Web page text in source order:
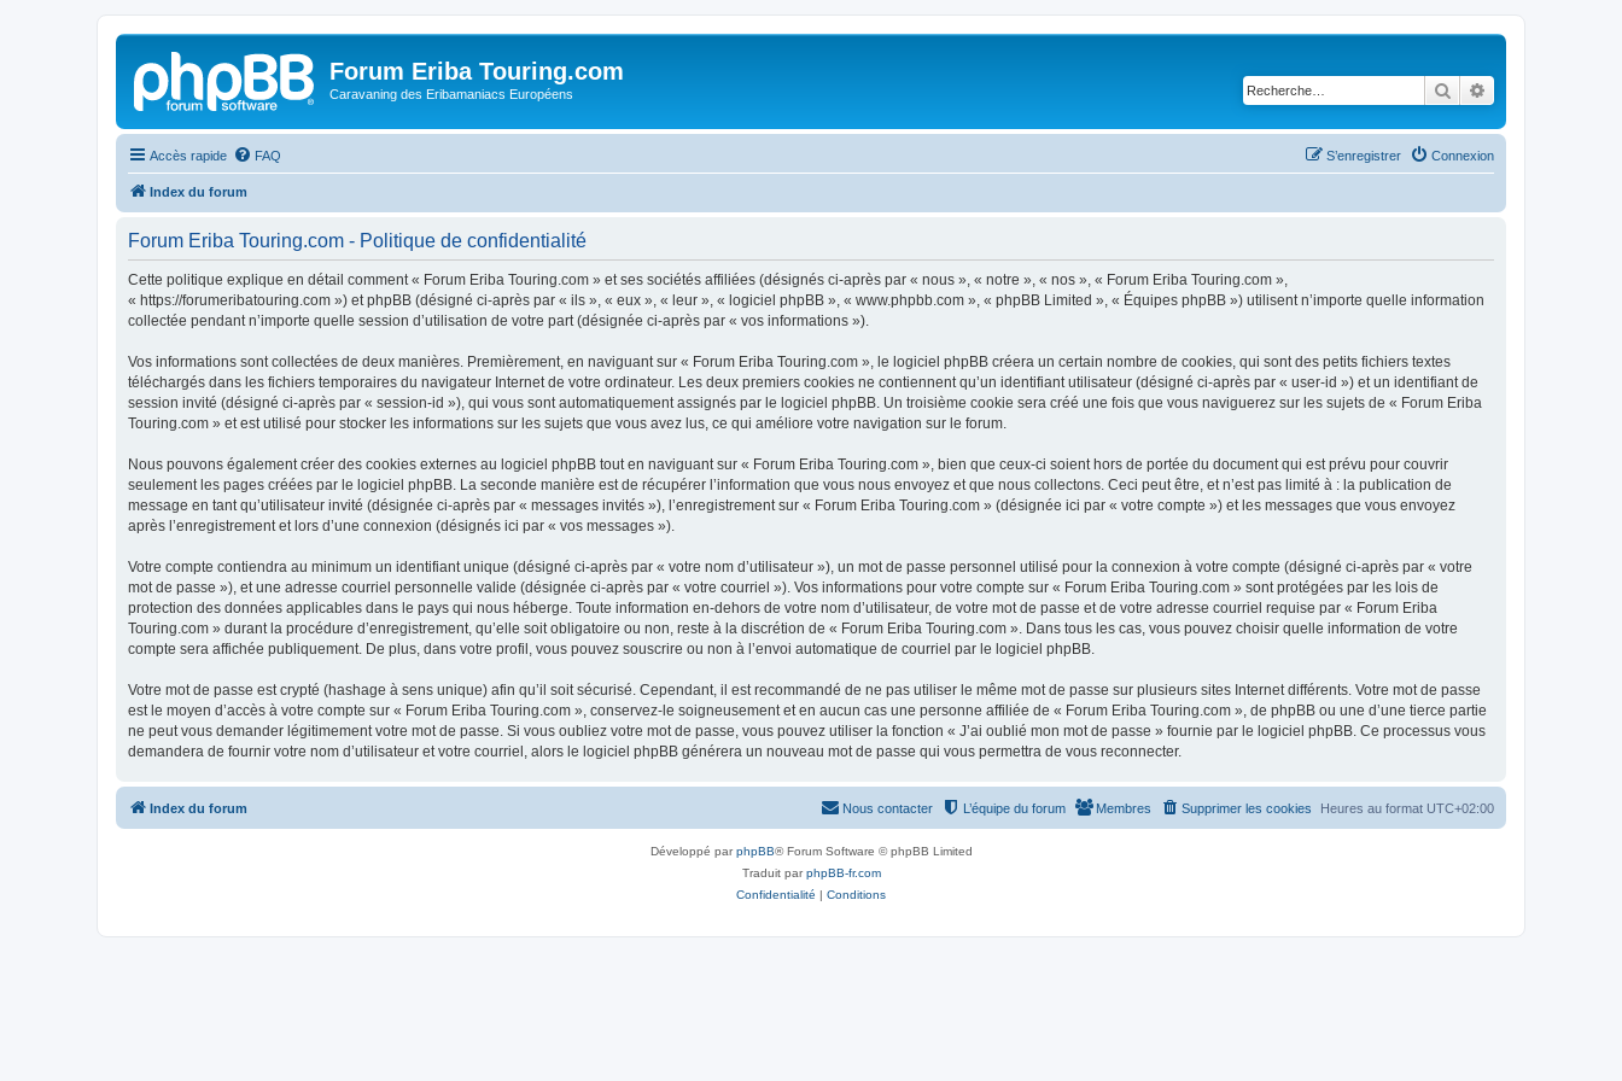
Forum Eriba Touring.com
Caravaning des Eribamaniacs Européens Rechercher
Accès rapide FAQ Connexion
S’enregistrer
Index du forum
Forum Eriba Touring.com - Politique de confidentialité
Cette politique explique en détail comment « Forum Eriba Touring.com » et ses sociétés affiliées (désignés ci-après par « nous », « notre », « nos », « Forum Eriba Touring.com »,
« https://forumeribatouring.com ») et phpBB (désigné ci-après par « ils », « eux », « leur », « logiciel phpBB », « www.phpbb.com », « phpBB Limited », « Équipes phpBB ») utilisent n’importe quelle information
collectée pendant n’importe quelle session d’utilisation de votre part (désignée ci-après par « vos informations »).
Vos informations sont collectées de deux manières. Premièrement, en naviguant sur « Forum Eriba Touring.com », le logiciel phpBB créera un certain nombre de cookies, qui sont des petits fichiers textes
téléchargés dans les fichiers temporaires du navigateur Internet de votre ordinateur. Les deux premiers cookies ne contiennent qu’un identifiant utilisateur (désigné ci-après par « user-id ») et un identifiant de
session invité (désigné ci-après par « session-id »), qui vous sont automatiquement assignés par le logiciel phpBB. Un troisième cookie sera créé une fois que vous naviguerez sur les sujets de « Forum Eriba
Touring.com » et est utilisé pour stocker les informations sur les sujets que vous avez lus, ce qui améliore votre navigation sur le forum.
Nous pouvons également créer des cookies externes au logiciel phpBB tout en naviguant sur « Forum Eriba Touring.com », bien que ceux-ci soient hors de portée du document qui est prévu pour couvrir
seulement les pages créées par le logiciel phpBB. La seconde manière est de récupérer l’information que vous nous envoyez et que nous collectons. Ceci peut être, et n’est pas limité à : la publication de
message en tant qu’utilisateur invité (désignée ci-après par « messages invités »), l’enregistrement sur « Forum Eriba Touring.com » (désignée ici par « votre compte ») et les messages que vous envoyez
après l’enregistrement et lors d’une connexion (désignés ici par « vos messages »).
Votre compte contiendra au minimum un identifiant unique (désigné ci-après par « votre nom d’utilisateur »), un mot de passe personnel utilisé pour la connexion à votre compte (désigné ci-après par « votre
mot de passe »), et une adresse courriel personnelle valide (désignée ci-après par « votre courriel »). Vos informations pour votre compte sur « Forum Eriba Touring.com » sont protégées par les lois de
protection des données applicables dans le pays qui nous héberge. Toute information en-dehors de votre nom d’utilisateur, de votre mot de passe et de votre adresse courriel requise par « Forum Eriba
Touring.com » durant la procédure d’enregistrement, qu’elle soit obligatoire ou non, reste à la discrétion de « Forum Eriba Touring.com ». Dans tous les cas, vous pouvez choisir quelle information de votre
compte sera affichée publiquement. De plus, dans votre profil, vous pouvez souscrire ou non à l’envoi automatique de courriel par le logiciel phpBB.
Votre mot de passe est crypté (hashage à sens unique) afin qu’il soit sécurisé. Cependant, il est recommandé de ne pas utiliser le même mot de passe sur plusieurs sites Internet différents. Votre mot de passe
est le moyen d’accès à votre compte sur « Forum Eriba Touring.com », conservez-le soigneusement et en aucun cas une personne affiliée de « Forum Eriba Touring.com », de phpBB ou une d’une tierce partie
ne peut vous demander légitimement votre mot de passe. Si vous oubliez votre mot de passe, vous pouvez utiliser la fonction « J’ai oublié mon mot de passe » fournie par le logiciel phpBB. Ce processus vous
demandera de fournir votre nom d’utilisateur et votre courriel, alors le logiciel phpBB générera un nouveau mot de passe qui vous permettra de vous reconnecter.
Index du forum Heures au format UTC+02:00
Supprimer les cookies
Membres
L’équipe du forum
Nous contacter
Développé parphpBB® Forum Software © phpBB Limited
Traduit parphpBB-fr.com
Confidentialité | Conditions